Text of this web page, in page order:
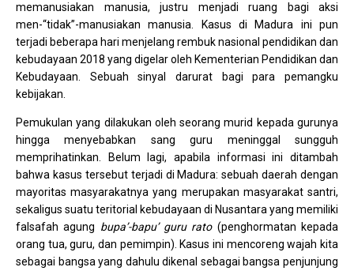
memanusiakan manusia, justru menjadi ruang bagi aksi
men-“tidak”-manusiakan manusia. Kasus di Madura ini pun
terjadi beberapa hari menjelang rembuk nasional pendidikan dan
kebudayaan 2018 yang digelar oleh Kementerian Pendidikan dan
Kebudayaan. Sebuah sinyal darurat bagi para pemangku
kebijakan.
Pemukulan yang dilakukan oleh seorang murid kepada gurunya
hingga menyebabkan sang guru meninggal sungguh
memprihatinkan. Belum lagi, apabila informasi ini ditambah
bahwa kasus tersebut terjadi di Madura: sebuah daerah dengan
mayoritas masyarakatnya yang merupakan masyarakat santri,
sekaligus suatu teritorial kebudayaan di Nusantara yang memiliki
falsafah agung bupa’-bapu’ guru rato (penghormatan kepada
orang tua, guru, dan pemimpin). Kasus ini mencoreng wajah kita
sebagai bangsa yang dahulu dikenal sebagai bangsa penjunjung